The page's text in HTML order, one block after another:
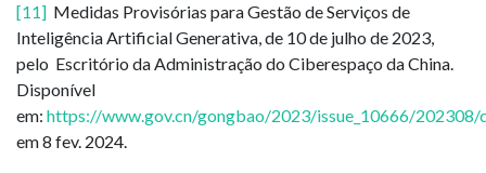
[11] Medidas Provisórias para Gestão de Serviços de
Inteligência Artificial Generativa, de 10 de julho de 2023,
pelo Escritório da Administração do Ciberespaço da China.
Disponível
em: https://www.gov.cn/gongbao/2023/issue_10666/202308/
em 8 fev. 2024.